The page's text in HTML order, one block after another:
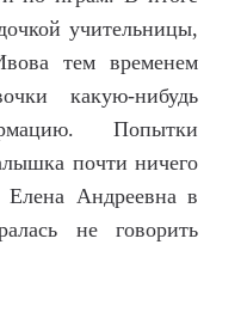
учительницы,
тем временем
какую-нибудь
Попытки
почти ничего
Елена Андреевна в
не говорить